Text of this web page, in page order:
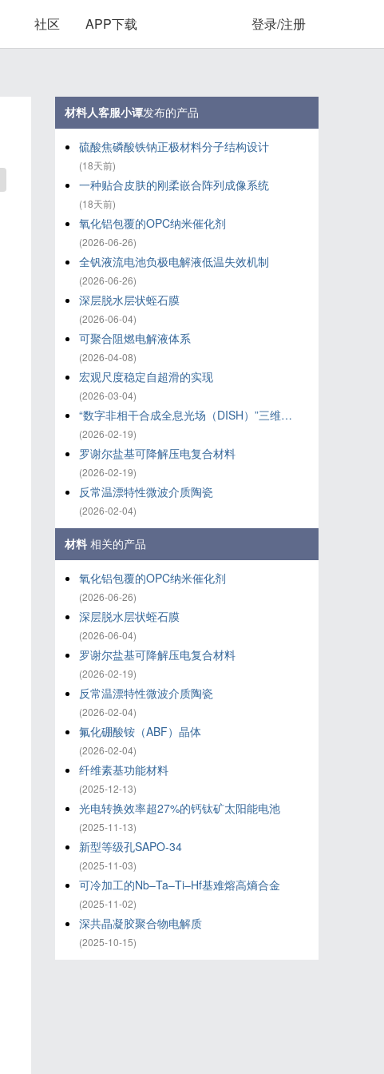
社区 APP下载 登录/注册
材料人客服小谭发布的产品
硫酸焦磷酸铁钠正极材料分子结构设计
(18天前)
一种贴合皮肤的刚柔嵌合阵列成像系统
(18天前)
氧化铝‌包覆的OPC纳米催化剂
(2026-06-26)
全钒液流电池负极电解液低温失效机制
(2026-06-26)
深层脱水层状蛭石膜
(2026-06-04)
可聚合阻燃电解液体系
(2026-04-08)
宏观尺度稳定自超滑的实现
(2026-03-04)
“数字非相干合成全息光场（DISH）”三维打印技术
(2026-02-19)
罗谢尔盐基可降解压电复合材料
(2026-02-19)
反常温漂特性微波介质陶瓷
(2026-02-04)
材料 相关的产品
氧化铝‌包覆的OPC纳米催化剂
(2026-06-26)
深层脱水层状蛭石膜
(2026-06-04)
罗谢尔盐基可降解压电复合材料
(2026-02-19)
反常温漂特性微波介质陶瓷
(2026-02-04)
氟化硼酸铵（ABF）晶体
(2026-02-04)
纤维素基功能材料
(2025-12-13)
光电转换效率超27%的钙钛矿太阳能电池
(2025-11-13)
新型等级孔SAPO-34
(2025-11-03)
可冷加工的Nb–Ta–Ti–Hf基难熔高熵合金
(2025-11-02)
深共晶凝胶聚合物电解质
(2025-10-15)